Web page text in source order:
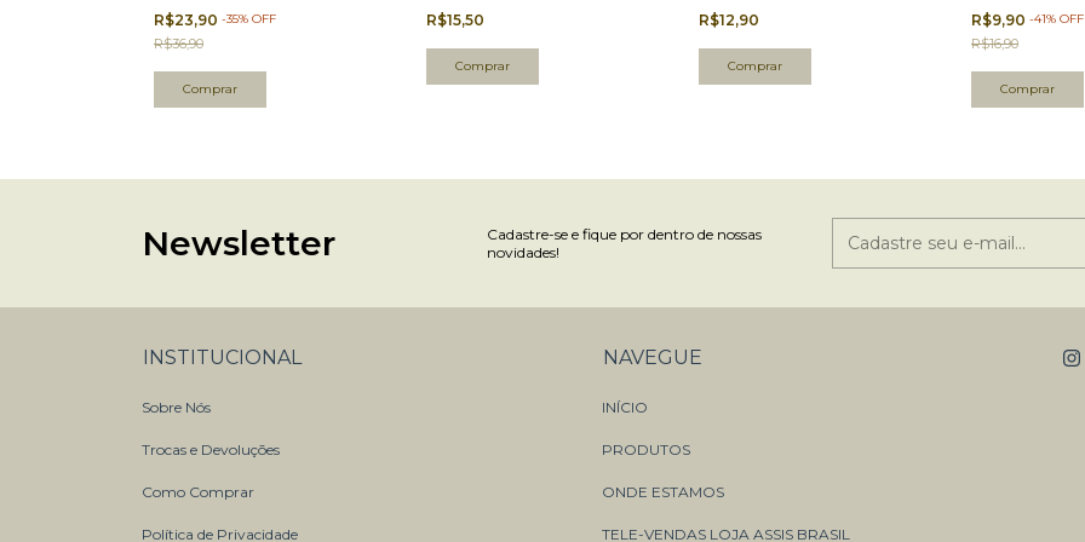
R$23,90 -35% OFF
R$36,90
R$15,50
R$12,90
R$9,90 -41% OFF
R$16,90
Newsletter
Cadastre-se e fique por dentro de nossas
novidades!
INSTITUCIONAL
Sobre Nós
Trocas e Devoluções
Como Comprar
Política de Privacidade
NAVEGUE
INÍCIO
PRODUTOS
ONDE ESTAMOS
TELE-VENDAS LOJA ASSIS BRASIL